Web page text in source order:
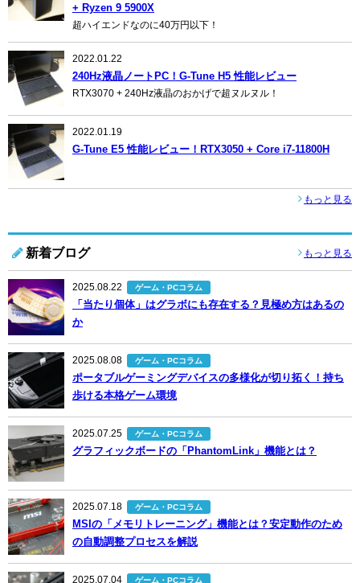
+ Ryzen 9 5900X
超ハイエンドなのに40万円以下！
2022.01.22
240Hz液晶ノートPC！G-Tune H5 性能レビュー
RTX3070 + 240Hz液晶のおかげで超ヌルヌル！
2022.01.19
G-Tune E5 性能レビュー！RTX3050 + Core i7-11800H
もっと見る
新着ブログ もっと見る
2025.08.22 ゲーム・PCコラム
「当たり個体」はグラボにも存在する？見極め方はあるの
か
2025.08.08 ゲーム・PCコラム
ポータブルゲーミングデバイスの多様化が切り拓く！持ち
歩ける本格ゲーム環境
2025.07.25 ゲーム・PCコラム
グラフィックボードの「PhantomLink」機能とは？
2025.07.18 ゲーム・PCコラム
MSIの「メモリトレーニング」機能とは？安定動作のため
の自動調整プロセスを解説
2025.07.04 ゲーム・PCコラム